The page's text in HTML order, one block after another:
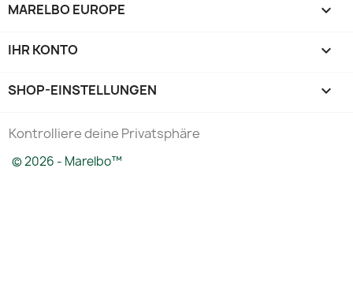
MARELBO EUROPE 
IHR KONTO 
SHOP-EINSTELLUNGEN keyboard_arrow_down
Kontrolliere deine Privatsphäre
© 2026 - Marelbo™